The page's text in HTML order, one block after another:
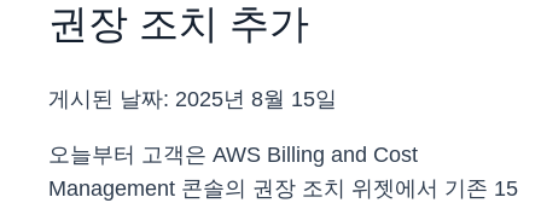
권장 조치 추가
게시된 날짜: 2025년 8월 15일
오늘부터 고객은 AWS Billing and Cost
Management 콘솔의 권장 조치 위젯에서 기존 15